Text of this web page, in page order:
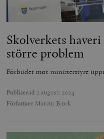
Skolverkets
större problem
Förbudet mot ministerstyre
Publicerad 2 augusti 2024
Författare Marcus Björk